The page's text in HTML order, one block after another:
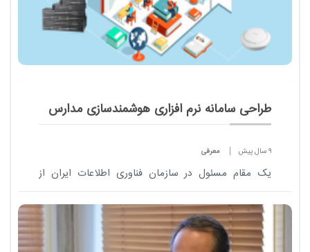
طراحی سامانه نرم افزاری هوشمندسازی مدارس
9 سال پیش معرفی
یک مقام مسئول در سازمان فناوری اطلاعات ایران از
افزایش میزان محتوای بومی آموزشی در مدارس خبر داد.
<...